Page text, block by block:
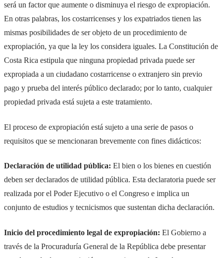
será un factor que aumente o disminuya el riesgo de expropiación.
En otras palabras, los costarricenses y los expatriados tienen las
mismas posibilidades de ser objeto de un procedimiento de
expropiación, ya que la ley los considera iguales. La Constitución de
Costa Rica estipula que ninguna propiedad privada puede ser
expropiada a un ciudadano costarricense o extranjero sin previo
pago y prueba del interés público declarado; por lo tanto, cualquier
propiedad privada está sujeta a este tratamiento.
El proceso de expropiación está sujeto a una serie de pasos o
requisitos que se mencionaran brevemente con fines didácticos:
Declaración de utilidad pública: El bien o los bienes en cuestión
deben ser declarados de utilidad pública. Esta declaratoria puede ser
realizada por el Poder Ejecutivo o el Congreso e implica un
conjunto de estudios y tecnicismos que sustentan dicha declaración.
Inicio del procedimiento legal de expropiación: El Gobierno a
través de la Procuraduría General de la República debe presentar